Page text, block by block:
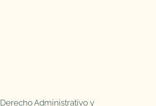
Derecho Administrativo y